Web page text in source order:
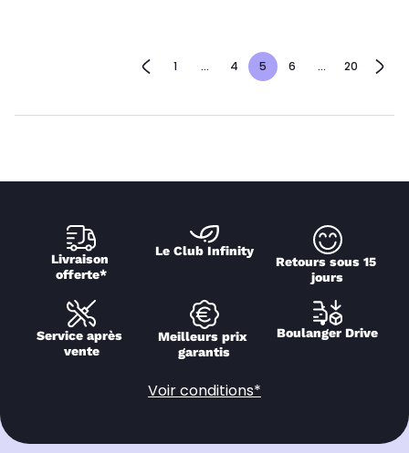
1 ... 4 5 6 ... 20
Livraison
offerte*
Le Club Infinity
Retours sous 15
jours
Service après
vente
Meilleurs prix
garantis
Boulanger Drive
Voir conditions*